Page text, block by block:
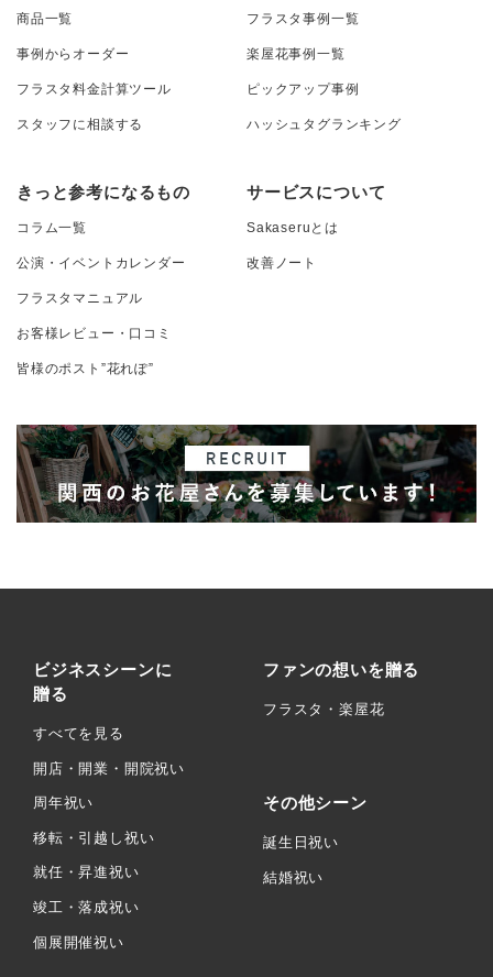
商品一覧
事例からオーダー
フラスタ料金計算ツール
スタッフに相談する
フラスタ事例一覧
楽屋花事例一覧
ピックアップ事例
ハッシュタグランキング
きっと参考になるもの
コラム一覧
公演・イベントカレンダー
フラスタマニュアル
お客様レビュー・口コミ
皆様のポスト”花れぽ”
サービスについて
Sakaseruとは
改善ノート
ビジネスシーンに
贈る
すべてを見る
開店・開業・開院祝い
周年祝い
移転・引越し祝い
就任・昇進祝い
竣工・落成祝い
個展開催祝い
ファンの想いを贈る
フラスタ・楽屋花
その他シーン
誕生日祝い
結婚祝い